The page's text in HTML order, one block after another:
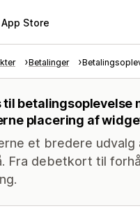
Store
Betalinger
til betalingsoplevelse
placering af
et bredere udvalg
Fra debetkort til